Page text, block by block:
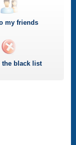
my friends
the black list